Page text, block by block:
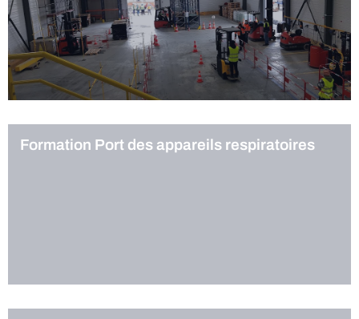
Formation Port des appareils respiratoires